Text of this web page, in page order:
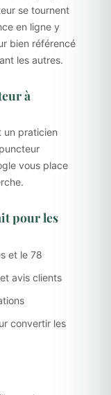
se tournent
en ligne y
bien référencé
les autres.
à
un praticien
vous place
pour les
et le 78
avis clients
convertir les